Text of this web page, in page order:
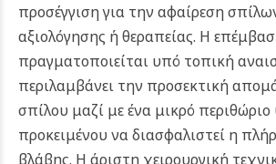
προσέγγιση για την αφαίρεση
αξιολόγησης ή θεραπείας. Η
πραγματοποιείται υπό τοπική
περιλαμβάνει την προσεκτική
σπίλου μαζί με ένα μικρό περιθώριο
προκειμένου να διασφαλιστεί η
βλάβης. Η άριστη χειρουργική